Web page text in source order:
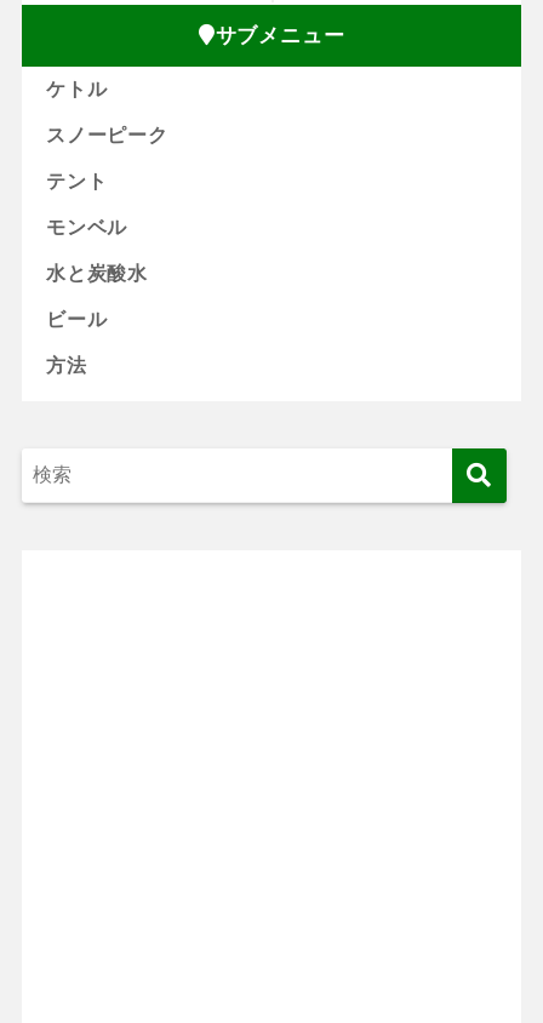
サブメニュー
ケトル
スノーピーク
テント
モンベル
水と炭酸水
ビール
方法